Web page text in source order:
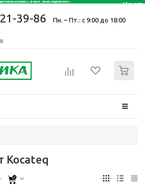
39-86 Пн. – Пт.: с 9:00 до 18:00
Kocateq